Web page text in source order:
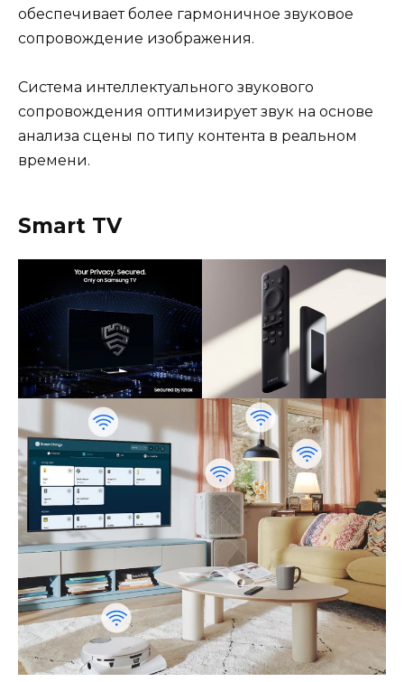
обеспечивает более гармоничное звуковое
сопровождение изображения.
Система интеллектуального звукового
сопровождения оптимизирует звук на основе
анализа сцены по типу контента в реальном
времени.
Smart TV